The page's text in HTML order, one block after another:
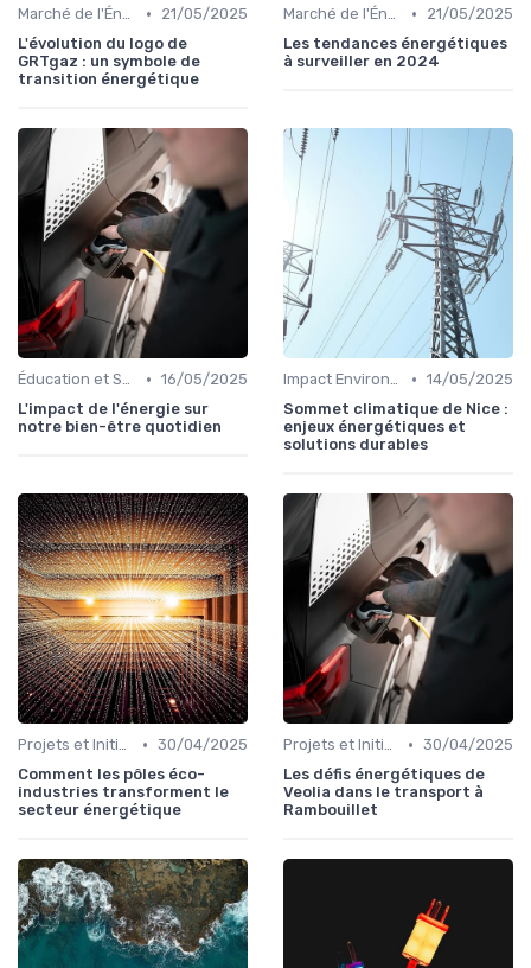
Marché de l'Énergie et Tendances •
21/05/2025
L'évolution du logo de
GRTgaz : un symbole de
transition énergétique
Marché de l'Énergie et Tendances •
21/05/2025
Les tendances énergétiques
à surveiller en 2024
Éducation et Sensibilisation à l'Énergie • 16/05/2025
L'impact de l'énergie sur
notre bien-être quotidien
Impact Environnemental et Climatique • 14/05/2025
Sommet climatique de Nice :
enjeux énergétiques et
solutions durables
Projets et Initiatives Locales • 30/04/2025
Comment les pôles éco-
industries transforment le
secteur énergétique
Projets et Initiatives Locales • 30/04/2025
Les défis énergétiques de
Veolia dans le transport à
Rambouillet